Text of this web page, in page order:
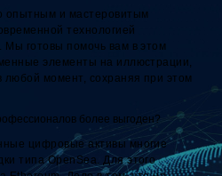
опытным и мастеровитым
технологией
Мы готовы помочь вам в этом
элементы на иллюстрации,
любой момент, сохраняя при этом
более выгоден?
цифровые активы многие
типа OpenSea. Для этого